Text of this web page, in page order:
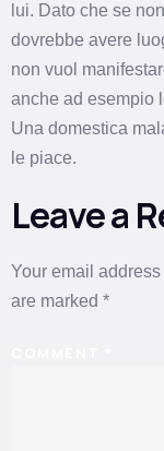
lui. Dato che se
dovrebbe avere
non vuol
anche ad esempio
Una domestica
le piace.
Leave a
Your email
are marked *